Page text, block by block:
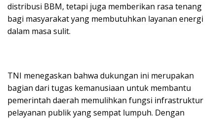
distribusi BBM, tetapi juga memberikan rasa tenang
bagi masyarakat yang membutuhkan layanan energi
dalam masa sulit.
TNI menegaskan bahwa dukungan ini merupakan
bagian dari tugas kemanusiaan untuk membantu
pemerintah daerah memulihkan fungsi infrastruktur
pelayanan publik yang sempat lumpuh. Dengan